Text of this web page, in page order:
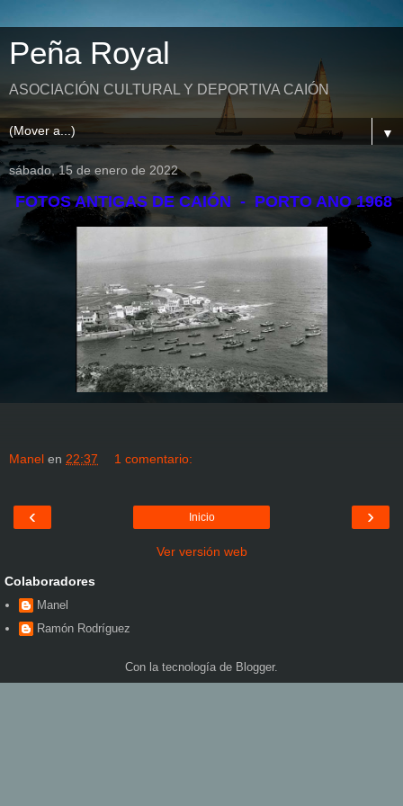
Peña Royal
ASOCIACIÓN CULTURAL Y DEPORTIVA CAIÓN
▼
sábado, 15 de enero de 2022
FOTOS ANTIGAS DE CAIÓN - PORTO ANO 1968
Manel en 22:37 1 comentario:
‹ ›
Inicio
Ver versión web
Colaboradores
Manel
Ramón Rodríguez
Con la tecnología de Blogger.